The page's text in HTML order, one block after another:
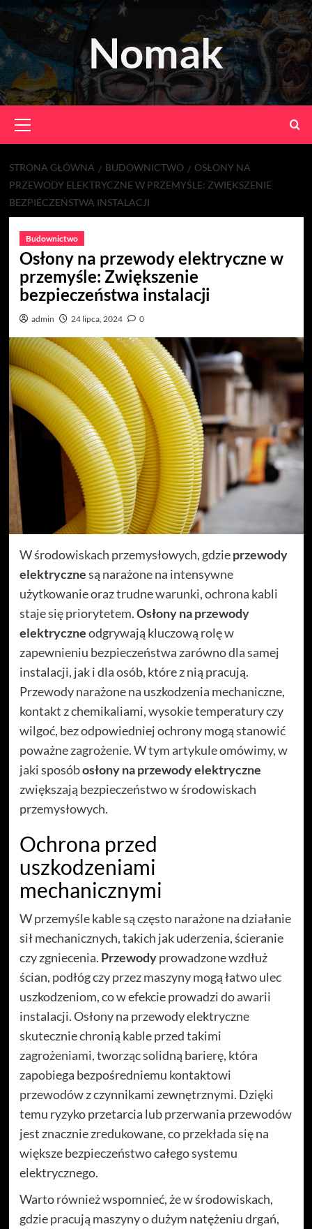
Skip
to
content
Nomak
Menu
STRONA GŁÓWNA BUDOWNICTWO
OSŁONY NA
PRZEWODY ELEKTRYCZNE W PRZEMYŚLE: ZWIĘKSZENIE
BEZPIECZEŃSTWA INSTALACJI
Budownictwo
Osłony na przewody elektryczne w
przemyśle: Zwiększenie
bezpieczeństwa instalacji
admin 24 lipca, 2024 0
W środowiskach przemysłowych, gdzieprzewody
elektrycznesą narażone na intensywne
użytkowanie oraz trudne warunki, ochrona kabli
staje się priorytetem.Osłony na przewody
elektryczneodgrywają kluczową rolę w
zapewnieniu bezpieczeństwa zarówno dla samej
instalacji, jak i dla osób, które z nią pracują.
Przewody narażone na uszkodzenia mechaniczne,
kontakt z chemikaliami, wysokie temperatury czy
wilgoć, bez odpowiedniej ochrony mogą stanowić
poważne zagrożenie. W tym artykule omówimy, w
jaki sposóbosłony na przewody elektryczne
zwiększają bezpieczeństwo w środowiskach
przemysłowych.
Ochrona przed
uszkodzeniami
mechanicznymi
W przemyśle kable są często narażone na działanie
sił mechanicznych, takich jak uderzenia, ścieranie
czy zgniecenia. Przewodyprowadzone wzdłuż
ścian, podłóg czy przez maszyny mogą łatwo ulec
uszkodzeniom, co w efekcie prowadzi do awarii
instalacji. Osłony na przewody elektryczne
skutecznie chronią kable przed takimi
zagrożeniami, tworząc solidną barierę, która
zapobiega bezpośredniemu kontaktowi
przewodów z czynnikami zewnętrznymi. Dzięki
temu ryzyko przetarcia lub przerwania przewodów
jest znacznie zredukowane, co przekłada się na
większe bezpieczeństwo całego systemu
elektrycznego.
Warto również wspomnieć, że w środowiskach,
gdzie pracują maszyny o dużym natężeniu drgań,